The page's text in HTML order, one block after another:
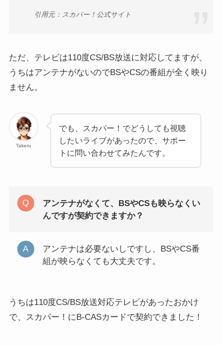
引用元：スカパー！公式サイト
ただ、テレビは110度CS/BS放送に対応してますが、
うちはアンテナがないのでBSやCSの番組が全く映り
ません。
Takeru
でも、スカパー！でどうしても視聴
したいライブがあったので、サポー
トに問い合わせてみたんです。
アンテナがなくて、BSやCSも映らなくい
んですが契約できますか？
アンテナは必要ないしですし、BSやCS番
組が映らなくても大丈夫です。
うちは110度CS/BS放送対応テレビがあったおかけ
で、スカパー！にB-CASカードで契約できました！